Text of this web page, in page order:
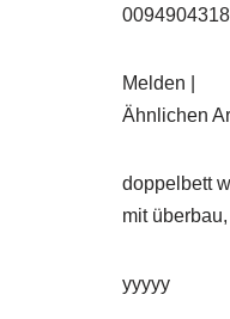
0094904318
Melden |
Ähnlichen
doppelbett
mit
yyyyy